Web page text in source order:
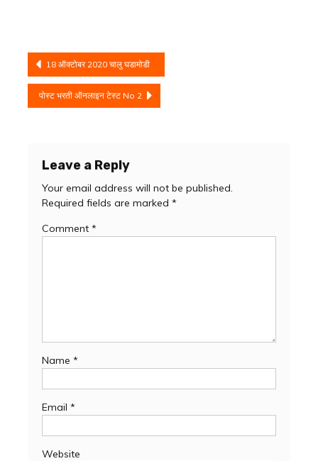
Post
navigation
18 ऑक्टोबर 2020 चालु घडामोडी
पोस्ट भरती ऑनलाइन टेस्ट No 2
Leave a Reply
Your email address will not be published.
Required fields are marked *
Comment *
Name *
Email *
Website